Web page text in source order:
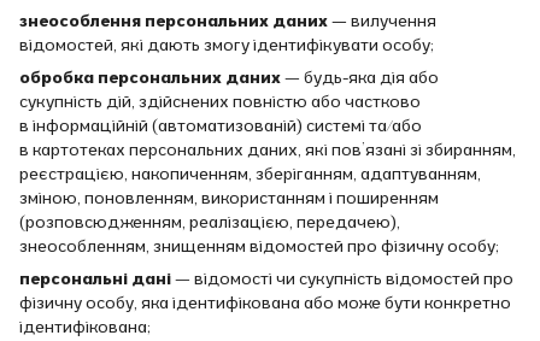
знеособлення персональних даних— вилучення
відомостей, які дають змогу ідентифікувати особу;
обробка персональних даних — будь-яка дія або
сукупність дій, здійснених повністю або частково
в інформаційній (автоматизованій) системі та/або
в картотеках персональних даних, які пов’язані зі збиранням,
реєстрацією, накопиченням, зберіганням, адаптуванням,
зміною, поновленням, використанням і поширенням
(розповсюдженням, реалізацією, передачею),
знеособленням, знищенням відомостей про фізичну особу;
персональні дані — відомості чи сукупність відомостей про
фізичну особу, яка ідентифікована або може бути конкретно
ідентифікована;